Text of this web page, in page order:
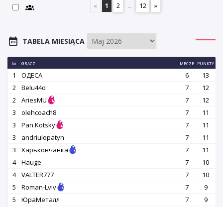
«
1 2 ... 12 »
TABELA MIESIĄCA
№ GRACZ MECZE PUNKTY
1 OДЕСА 6
13
2
Belu44o 7
12
2
AriesMU 7
12
3
olehcoach8 7
11
3
Pan Kotsky 7
11
3
andriulopatyn 7
11
3
Харьковчанка 7
11
4
Hauge 7
10
4
VALTER777 7
10
5
Roman-Lviv 7
9
5
ЮраМеталл 7
9